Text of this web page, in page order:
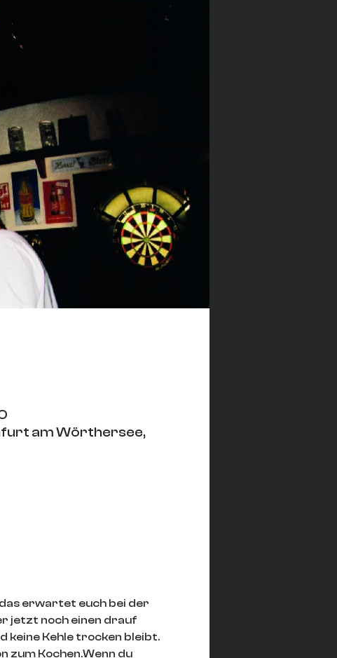
am Wörthersee,
das erwartet euch bei der
jetzt noch einen drauf
keine Kehle trocken bleibt.
zum Kochen.Wenn du